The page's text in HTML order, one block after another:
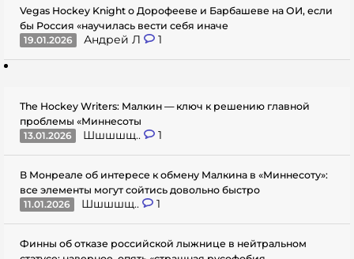
Vegas Hockey Knight о Дорофееве и Барбашеве на ОИ, если
бы Россия «научилась вести себя иначе
19.01.2026
Андрей Л 1
The Hockey Writers: Малкин — ключ к решению главной
проблемы «Миннесоты
13.01.2026
Шшшшщ.. 1
В Монреале об интересе к обмену Малкина в «Миннесоту»:
все элементы могут сойтись довольно быстро
11.01.2026
Шшшшщ.. 1
Финны об отказе российской лыжнице в нейтральном